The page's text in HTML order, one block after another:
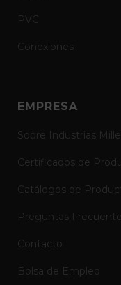
PVC
Conexiones
EMPRESA
Sobre Industrias
Certificados de
Catálogos de
Preguntas
Contacto
Bolsa de Empleo